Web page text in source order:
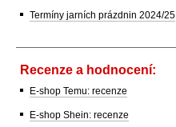
Termíny jarních prázdnin 2024/25
Recenze a hodnocení:
E-shop Temu: recenze
E-shop Shein: recenze